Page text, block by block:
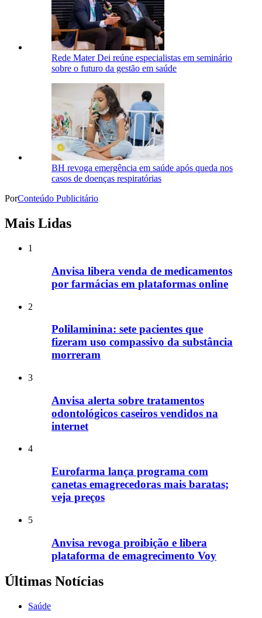
Rede Mater Dei reúne especialistas em seminário
sobre o futuro da gestão em saúde
BH revoga emergência em saúde após queda nos
casos de doenças respiratórias
PorConteúdo Publicitário
Mais Lidas
1
Anvisa libera venda de medicamentos
por farmácias em plataformas online
2
Polilaminina: sete pacientes que
fizeram uso compassivo da substância
morreram
3
Anvisa alerta sobre tratamentos
odontológicos caseiros vendidos na
internet
4
Eurofarma lança programa com
canetas emagrecedoras mais baratas;
veja preços
5
Anvisa revoga proibição e libera
plataforma de emagrecimento Voy
Últimas Notícias
Saúde